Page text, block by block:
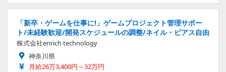
「新卒・ゲームを仕事に!」ゲームプロジェクト管理サポー
ト/未経験歓迎/開発スケジュールの調整/ネイル・ピアス自由
株式会社enrich technology
神奈川県
月給26万3,400円～32万円